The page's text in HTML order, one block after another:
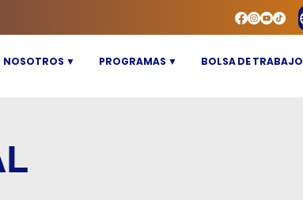
NOSOTROS ▼ PROGRAMAS ▼ BOLSA DE TRABAJO